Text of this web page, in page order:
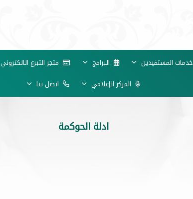
خدمات المستفيدين البرامج متجر التبرع الالكتروني
المركز الإعلامي
اتصل بنا
ادلة الحوكمة